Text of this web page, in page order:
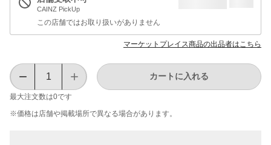
CAINZ PickUp
この店舗ではお取り扱いがありません
マーケットプレイス商品の出品者はこちら
最大注文数は0です
カートに入れる
※価格は​店舗や​掲載場所で​異なる​場合が​あります。